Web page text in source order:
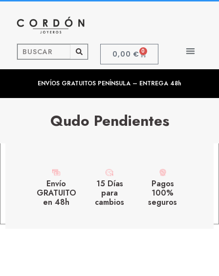
0,00 € 0
ENVÍOS GRATUITOS PENÍNSULA – ENTREGA 48h
Qudo Pendientes
Envío
GRATUITO
en 48h
15 Días
para
cambios
Pagos
100%
seguros